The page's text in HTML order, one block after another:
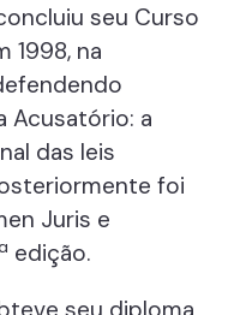
seu Curso
1998, na
Acusatório: a
das leis
foi
Juris e
edição.